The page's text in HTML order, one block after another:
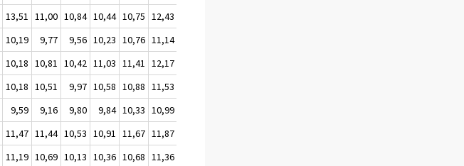
13,51 11,00 10,84 10,44 10,75 12,43
10,19 9,77 9,56 10,23 10,76 11,14
10,18 10,81 10,42 11,03 11,41 12,17
10,18 10,51 9,97 10,58 10,88 11,53
9,59 9,16 9,80 9,84 10,33 10,99
11,47 11,44 10,53 10,91 11,67 11,87
11,19 10,69 10,13 10,36 10,68 11,36